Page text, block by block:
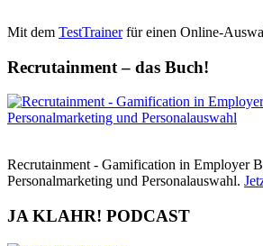
Mit dem TestTrainerfür einen Online-
Recrutainment – das Buch!
Recrutainment - Gamification in Employer
Personalmarketing und Personalauswahl.
JA KLAHR! PODCAST